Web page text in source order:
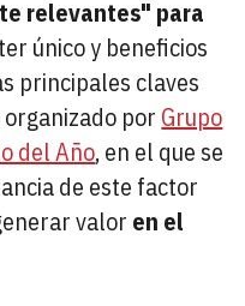
relevantes" para
único y beneficios
principales claves
por Grupo
del Año, en el que se
de este factor
valor en el